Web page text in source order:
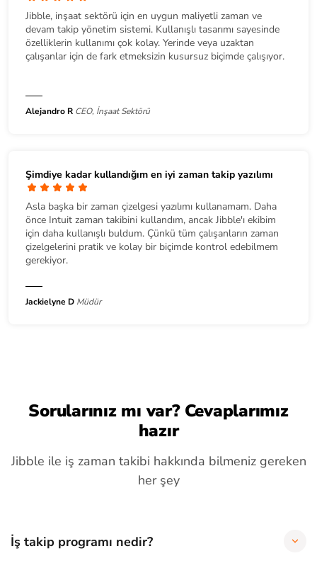
Jibble, inşaat sektörü için en uygun maliyetli zaman ve
devam takip yönetim sistemi. Kullanışlı tasarımı sayesinde
özelliklerin kullanımı çok kolay. Yerinde veya uzaktan
çalışanlar için de fark etmeksizin kusursuz biçimde çalışıyor.
Alejandro R CEO, İnşaat Sektörü
Şimdiye kadar kullandığım en iyi zaman takip yazılımı
Asla başka bir zaman çizelgesi yazılımı kullanamam. Daha
önce Intuit zaman takibini kullandım, ancak Jibble'ı ekibim
için daha kullanışlı buldum. Çünkü tüm çalışanların zaman
çizelgelerini pratik ve kolay bir biçimde kontrol edebilmem
gerekiyor.
Jackielyne D Müdür
Sorularınız mı var? Cevaplarımız
hazır
Jibble ile iş zaman takibi hakkında bilmeniz gereken
her şey
İş takip programı nedir?